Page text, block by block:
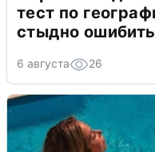
тест по
стыдно
6 августа 26